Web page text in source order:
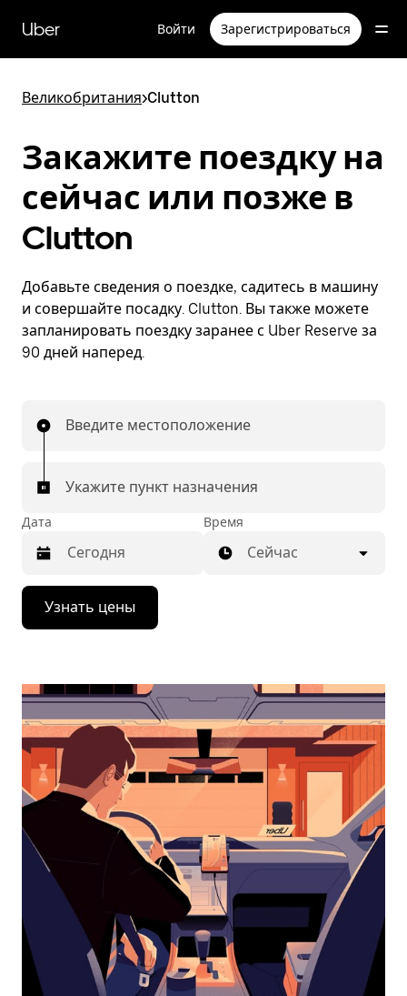
перейти
к
содержимому
Uber Войти Зарегистрироваться
Великобритания>Clutton
Закажите поездку на
сейчас или позже в
Clutton
Добавьте сведения о поездке, садитесь в машину
и совершайте посадку. Clutton. Вы также можете
запланировать поездку заранее с Uber Reserve за
90 дней наперед.
Введите местоположение
Укажите пункт назначения
Дата
Нажмите
стрелку
вниз,
календарю
выбрать
дату.
Чтобы
закрыть
календарь,
нажмите
Esc.
Время
Сейчас
Узнать цены